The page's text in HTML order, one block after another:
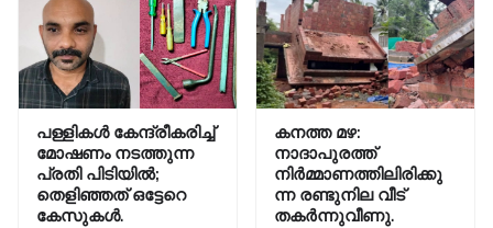
പള്ളികൾ കേന്ദ്രീകരിച്ച്
മോഷണം നടത്തുന്ന
പ്രതി പിടിയിൽ;
തെളിഞ്ഞത് ഒട്ടേറെ
കേസുകൾ.
കനത്ത മഴ:
നാദാപുരത്ത്
നിർമ്മാണത്തിലിരിക്കു
ന്ന രണ്ടുനില വീട്
തകർന്നുവീണു.